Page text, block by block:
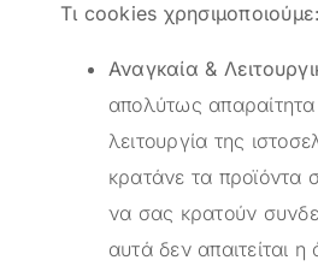
Τι cookies χρησιμοποιούμε:
Αναγκαία &
απολύτως απαραίτητα
λειτουργία της
κρατάνε τα προϊόντα
να σας κρατούν
αυτά δεν απαιτείται η